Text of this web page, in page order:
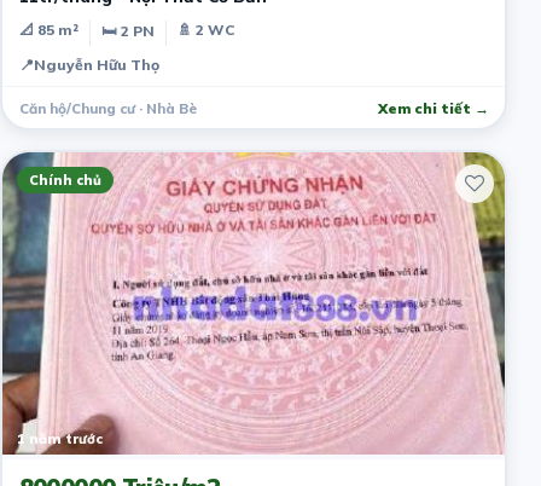
📐 85 m² 🛏 2 PN
🚿 2 WC
📍Nguyễn Hữu Thọ
Căn hộ/Chung cư · Nhà Bè Xem chi tiết →
Chính chủ
1 năm trước